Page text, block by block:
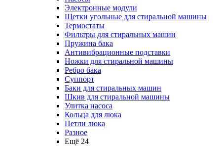
Электронные модули
Щетки угольные для стиральной машины
Термостаты
Фильтры для стиральных машин
Пружина бака
Антивибрационные подставки
Ножки для стиральной машины
Ребро бака
Суппорт
Баки для стиральных машин
Шкив для стиральной машины
Улитка насоса
Кольца для люка
Петли люка
Разное
Ещё 24